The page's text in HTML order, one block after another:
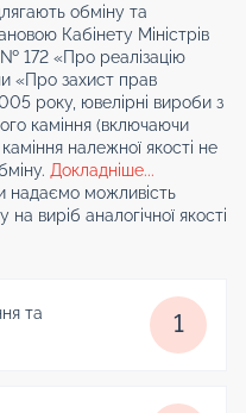
обміну та
Кабінету Міністрів
172 «Про реалізацію
«Про захист прав
року, ювелірні вироби з
каміння (включаючи
належної якості не
Докладніше...
надаємо можливість
виріб аналогічної якості
та
1